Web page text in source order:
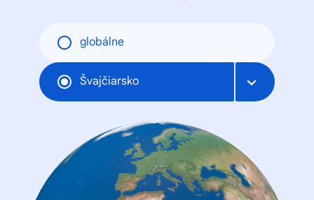
globálne
Švajčiarsko